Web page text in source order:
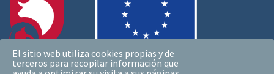
El sitio web utiliza cookies propias y de
terceros para recopilar información que